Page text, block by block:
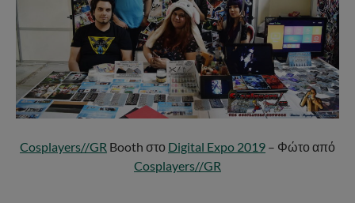
Cosplayers//GR Booth στο Digital Expo 2019 – Φώτο από
Cosplayers//GR